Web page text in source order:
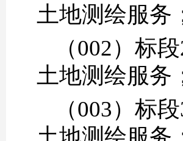
土地测绘服务
（002）标
土地测绘服务
（003）标